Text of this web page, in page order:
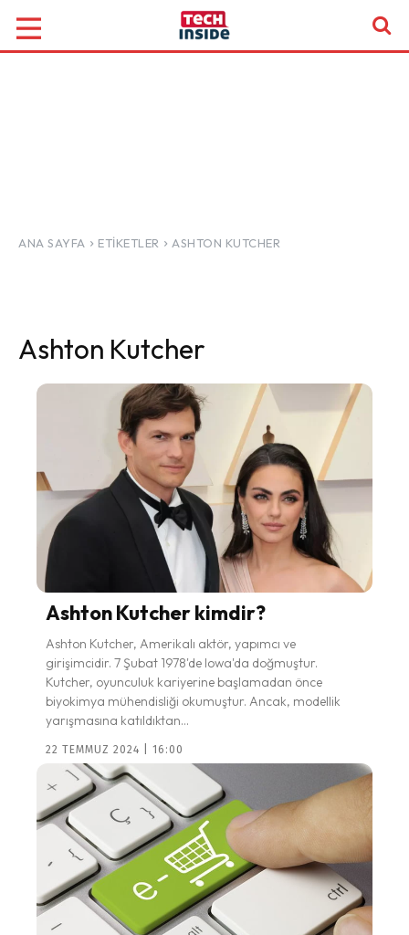
ANA SAYFA ETIKETLER ASHTON KUTCHER
Ashton Kutcher
Ashton Kutcher kimdir?
Ashton Kutcher, Amerikalı aktör, yapımcı ve
girişimcidir. 7 Şubat 1978'de Iowa'da doğmuştur.
Kutcher, oyunculuk kariyerine başlamadan önce
biyokimya mühendisliği okumuştur. Ancak, modellik
yarışmasına katıldıktan...
22 TEMMUZ 2024 | 16:00